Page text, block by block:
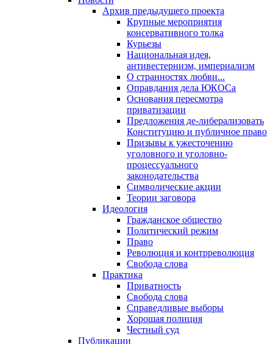
Архив предыдущего проекта
Крупные мероприятия
консервативного толка
Курьезы
Национальная идея,
антивестернизм, империализм
О странностях любви...
Оправдания дела ЮКОСа
Основания пересмотра
приватизации
Предложения де-либерализовать
Конституцию и публичное право
Призывы к ужесточению
уголовного и уголовно-
процессуального
законодательства
Символические акции
Теории заговора
Идеология
Гражданское общество
Политический режим
Право
Революция и контрреволюция
Свобода слова
Практика
Приватность
Свобода слова
Справедливые выборы
Хорошая полиция
Честный суд
Публикации